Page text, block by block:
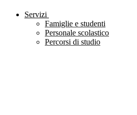
Servizi
Famiglie e studenti
Personale scolastico
Percorsi di studio